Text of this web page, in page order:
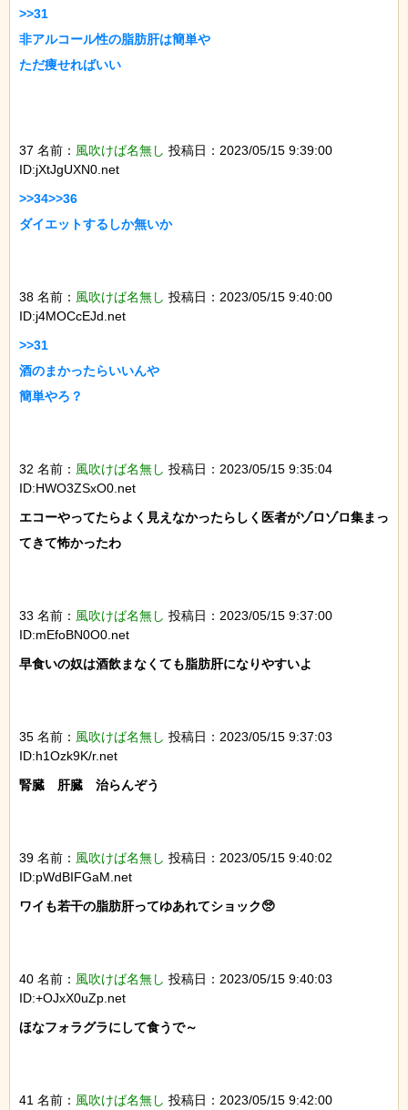
>>31
非アルコール性の脂肪肝は簡単や
ただ痩せればいい
37 名前： 風吹けば名無し 投稿日：2023/05/15 9:39:00
ID:jXtJgUXN0.net
>>34>>36
ダイエットするしか無いか
38 名前： 風吹けば名無し 投稿日：2023/05/15 9:40:00
ID:j4MOCcEJd.net
>>31
酒のまかったらいいんや
簡単やろ？
32 名前： 風吹けば名無し 投稿日：2023/05/15 9:35:04
ID:HWO3ZSxO0.net
エコーやってたらよく見えなかったらしく医者がゾロゾロ集まっ
てきて怖かったわ
33 名前： 風吹けば名無し 投稿日：2023/05/15 9:37:00
ID:mEfoBN0O0.net
早食いの奴は酒飲まなくても脂肪肝になりやすいよ
35 名前： 風吹けば名無し 投稿日：2023/05/15 9:37:03
ID:h1Ozk9K/r.net
腎臓　肝臓　治らんぞう
39 名前： 風吹けば名無し 投稿日：2023/05/15 9:40:02
ID:pWdBIFGaM.net
ワイも若干の脂肪肝ってゆあれてショック🥺
40 名前： 風吹けば名無し 投稿日：2023/05/15 9:40:03
ID:+OJxX0uZp.net
ほなフォラグラにして食うで～
41 名前： 風吹けば名無し 投稿日：2023/05/15 9:42:00